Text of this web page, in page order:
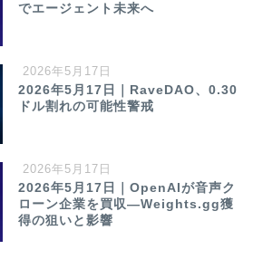
でエージェント未来へ
2026年5月17日
2026年5月17日｜RaveDAO、0.30
ドル割れの可能性警戒
2026年5月17日
2026年5月17日｜OpenAIが音声ク
ローン企業を買収—Weights.gg獲
得の狙いと影響